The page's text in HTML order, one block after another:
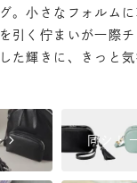
△
△
- △
。小さなフォルム
引く佇まいが一際
た輝きに、きっと
chevron_right 同シリ